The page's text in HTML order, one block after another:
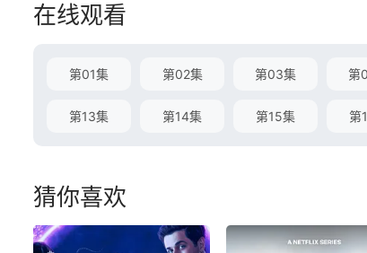
在线观看
第01集 第02集 第03集 第
第13集 第14集 第15集 第
猜你喜欢